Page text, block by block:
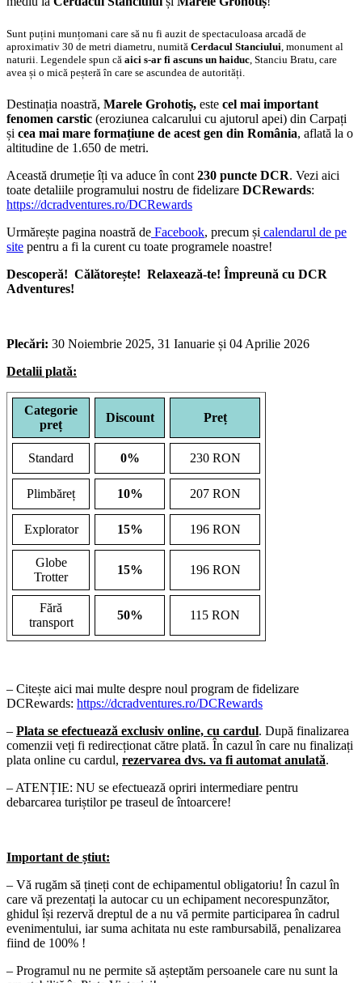
Sunt puțini munțomani care să nu fi auzit de spectaculoasa arcadă de
aproximativ 30 de metri diametru, numită Cerdacul Stanciului , monument al
naturii. Legendele spun că aici s-ar fi ascuns un haiduc , Stanciu Bratu, care
avea și o mică peșteră în care se ascundea de autorități.
Destinația noastră, Marele Grohotiș, este cel mai important
fenomen carstic (eroziunea calcarului cu ajutorul apei) din Carpați
și cea mai mare formațiune de acest gen din România, aflată la o
altitudine de 1.650 de metri.
Această drumeție îți va aduce în cont 230 puncte DCR. Vezi aici
toate detaliile programului nostru de fidelizare DCRewards:
https://dcradventures.ro/DCRewards
Urmărește pagina noastră de Facebook, precum și calendarul de pe
site pentru a fi la curent cu toate programele noastre!
Descoperă! Călătorește! Relaxează-te! Împreună cu DCR
Adventures!
Plecări: 30 Noiembrie 2025, 31 Ianuarie și 04 Aprilie 2026
Detalii plată:
Categorie
preț
Discount Preț
Standard 0% 230 RON
Plimbăreț 10% 207 RON
Explorator 15% 196 RON
Globe
Trotter
15% 196 RON
Fără
transport
50% 115 RON
– Citește aici mai multe despre noul program de fidelizare
DCRewards: https://dcradventures.ro/DCRewards
– Plata se efectuează exclusiv online, cu cardul. După finalizarea
comenzii veți fi redirecționat către plată. În cazul în care nu finalizați
plata online cu cardul, rezervarea dvs. va fi automat anulată.
– ATENȚIE: NU se efectuează opriri intermediare pentru
debarcarea turiștilor pe traseul de întoarcere!
Important de știut:
– Vă rugăm să țineți cont de echipamentul obligatoriu! În cazul în
care vă prezentați la autocar cu un echipament necorespunzător,
ghidul își rezervă dreptul de a nu vă permite participarea în cadrul
evenimentului, iar suma achitata nu este rambursabilă, penalizarea
fiind de 100% !
– Programul nu ne permite să așteptăm persoanele care nu sunt la